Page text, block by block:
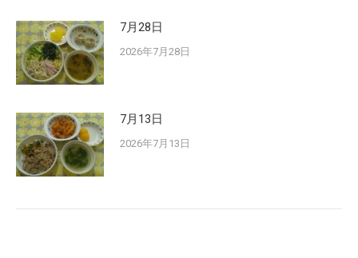
7月28日
2026年7月28日
7月13日
2026年7月13日